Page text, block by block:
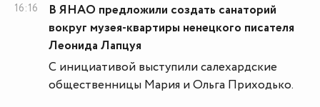
16:16
В ЯНАО предложили создать санаторий
вокруг музея-квартиры ненецкого писателя
Леонида Лапцуя
С инициативой выступили салехардские
общественницы Мария и Ольга Приходько.